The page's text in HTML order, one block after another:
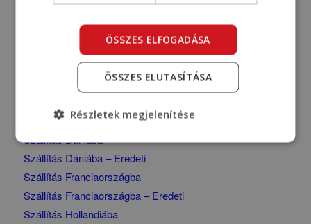
Sütikezelési szabályzat
Svédország szállítási árak
Szállítás – Svédország
Szállítás Ausztriába
Szállítás Ausztriába – Eredeti
Szállítás Belgiumba – Eredeti
Szállítás Dániába
Szállítás Dániába – Eredeti
Szállítás Franciaországba
Szállítás Franciaországba – Eredeti
Szállítás Hollandiába
ÖSSZES ELFOGADÁSA
ÖSSZES ELUTASÍTÁSA
Részletek megjelenítése